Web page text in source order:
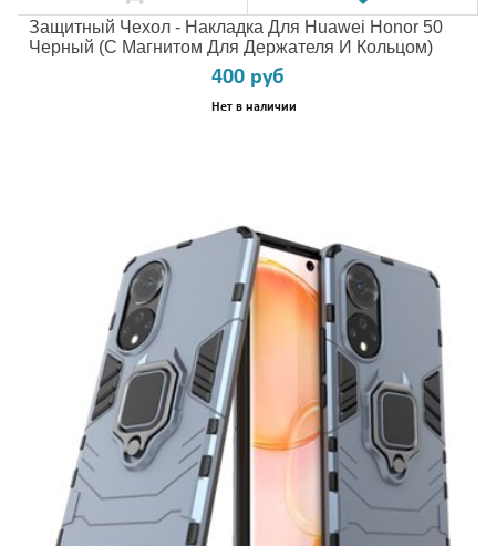
Защитный Чехол - Накладка Для Huawei Honor 50
Черный (с Магнитом Для Держателя И Кольцом)
400 руб
Нет в наличии